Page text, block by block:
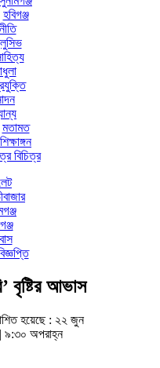
হবিগঞ্জ
মতামত
শিক্ষাঙ্গন
বিচিত্র
বৃষ্টির আভাস
হয়েছে : ২২ জুন
৯:৩০ অপরাহ্ন